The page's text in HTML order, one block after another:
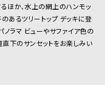
ほか、水上の網上のハンモッ
あるツリートップ デッキに登
ノラマ ビューやサファイア色の
下のサンセットをお楽しみい